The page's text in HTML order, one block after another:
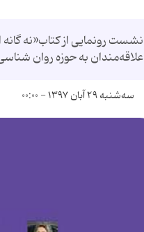
نشست رونمایی از کتاب‌«نه
علاقه‌مندان به حوزه روان
سه‌شنبه ۲۹ آبان ۱۳۹۷ - ۰۰:۰۰